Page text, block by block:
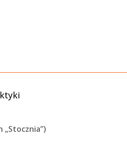
„Stocznia”)